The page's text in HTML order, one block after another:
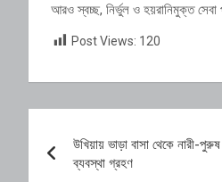
আরও স্বচ্ছ, নির্ভুল ও হয়রানিমুক্ত সেবা
Post Views: 120
navigation
উখিয়ায় ভাড়া বাসা থেকে নারী-
ব্যবস্থা গ্রহণ